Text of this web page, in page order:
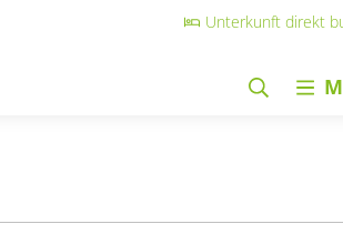
Unterkunft direkt